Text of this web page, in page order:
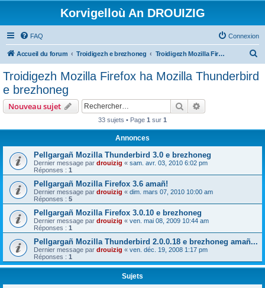
Korvigelloù An DROUIZIG
FAQ Connexion
Accueil du forum Troidigezh e brezhoneg Troidigezh Mozilla Firefox ha Mozilla Thunderbird e brezhoneg
Troidigezh Mozilla Firefox ha Mozilla Thunderbird
e brezhoneg
Nouveau sujet Rechercher
33 sujets • Page 1 sur 1
Annonces
Pellgargañ Mozilla Thunderbird 3.0 e brezhoneg
Dernier message par drouizig « sam. avr. 03, 2010 6:02 pm
Réponses : 1
Pellgargañ Mozilla Firefox 3.6 amañ!
Dernier message par drouizig « dim. mars 07, 2010 10:00 am
Réponses : 5
Pellgargañ Mozilla Firefox 3.0.10 e brezhoneg
Dernier message par drouizig « ven. mai 08, 2009 10:44 am
Réponses : 1
Pellgargañ Mozilla Thunderbird 2.0.0.18 e brezhoneg amañ...
Dernier message par drouizig « ven. déc. 19, 2008 1:17 pm
Réponses : 1
Sujets